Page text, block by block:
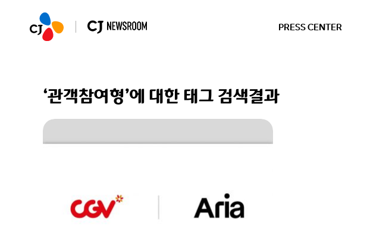
PRESS CENTER
‘관객참여형’에 대한 태그 검색결과